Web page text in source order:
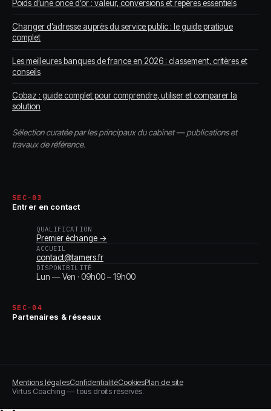
Poids d’une once d’or : valeur, conversions et repères essentiels
Changer d’adresse auprès du service public : le guide pratique
complet
Les meilleures banques de france en 2026 : classement, critères et
conseils
Cobaz : guide complet pour comprendre, utiliser et comparer la
solution
Sélection curatée par les principaux du cabinet — publications et
travaux de référence.
SEC-03
Entrer en contact
QUALIFICATION
Premier échange →
ACCUEIL
contact@tamers.fr
DISPONIBILITÉ
Lun — Ven · 09h00 – 19h00
SEC-04
Partenaires & réseaux
Mentions légalesConfidentialitéCookiesPlan de site
Virtus Coaching — tous droits réservés.